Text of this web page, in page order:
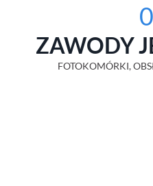
ZAWODY
FOTOKOMÓRKI,